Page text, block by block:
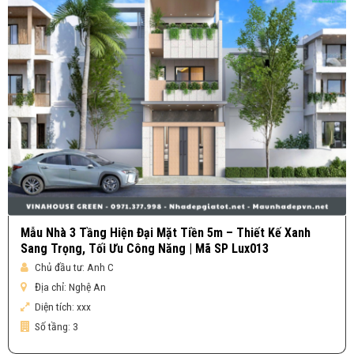
Mẫu Nhà 3 Tầng Hiện Đại Mặt Tiền 5m – Thiết Kế Xanh
Sang Trọng, Tối Ưu Công Năng | Mã SP Lux013
Chủ đầu tư: Anh C
Địa chỉ: Nghệ An
Diện tích: xxx
Số tầng: 3